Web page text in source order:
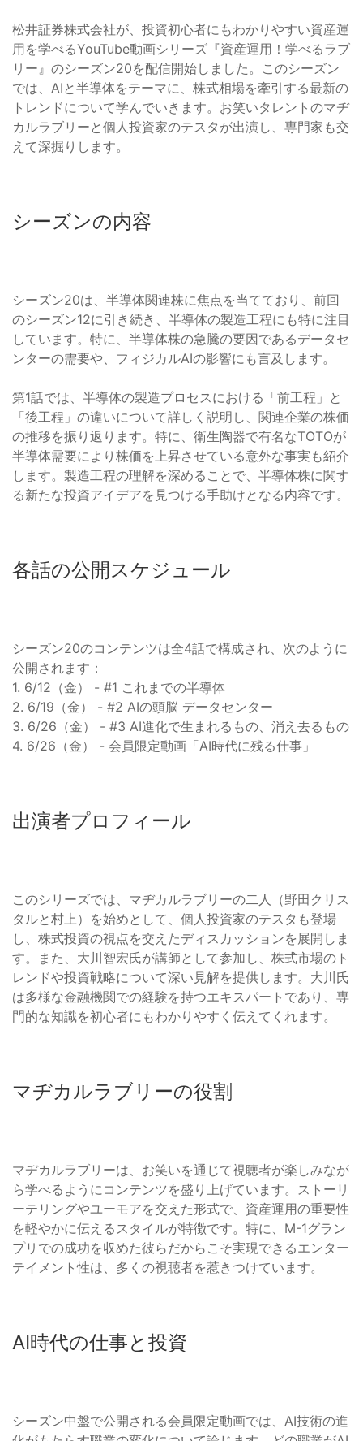
松井証券株式会社が、投資初心者にもわかりやすい資産運
用を学べるYouTube動画シリーズ『資産運用！学べるラブ
リー』のシーズン20を配信開始しました。このシーズン
では、AIと半導体をテーマに、株式相場を牽引する最新の
トレンドについて学んでいきます。お笑いタレントのマヂ
カルラブリーと個人投資家のテスタが出演し、専門家も交
えて深掘りします。
シーズンの内容
シーズン20は、半導体関連株に焦点を当てており、前回
のシーズン12に引き続き、半導体の製造工程にも特に注目
しています。特に、半導体株の急騰の要因であるデータセ
ンターの需要や、フィジカルAIの影響にも言及します。
第1話では、半導体の製造プロセスにおける「前工程」と
「後工程」の違いについて詳しく説明し、関連企業の株価
の推移を振り返ります。特に、衛生陶器で有名なTOTOが
半導体需要により株価を上昇させている意外な事実も紹介
します。製造工程の理解を深めることで、半導体株に関す
る新たな投資アイデアを見つける手助けとなる内容です。
各話の公開スケジュール
シーズン20のコンテンツは全4話で構成され、次のように
公開されます：
1. 6/12（金） - #1 これまでの半導体
2. 6/19（金） - #2 AIの頭脳 データセンター
3. 6/26（金） - #3 AI進化で生まれるもの、消え去るもの
4. 6/26（金） - 会員限定動画「AI時代に残る仕事」
出演者プロフィール
このシリーズでは、マヂカルラブリーの二人（野田クリス
タルと村上）を始めとして、個人投資家のテスタも登場
し、株式投資の視点を交えたディスカッションを展開しま
す。また、大川智宏氏が講師として参加し、株式市場のト
レンドや投資戦略について深い見解を提供します。大川氏
は多様な金融機関での経験を持つエキスパートであり、専
門的な知識を初心者にもわかりやすく伝えてくれます。
マヂカルラブリーの役割
マヂカルラブリーは、お笑いを通じて視聴者が楽しみなが
ら学べるようにコンテンツを盛り上げています。ストーリ
ーテリングやユーモアを交えた形式で、資産運用の重要性
を軽やかに伝えるスタイルが特徴です。特に、M-1グラン
プリでの成功を収めた彼らだからこそ実現できるエンター
テイメント性は、多くの視聴者を惹きつけています。
AI時代の仕事と投資
シーズン中盤で公開される会員限定動画では、AI技術の進